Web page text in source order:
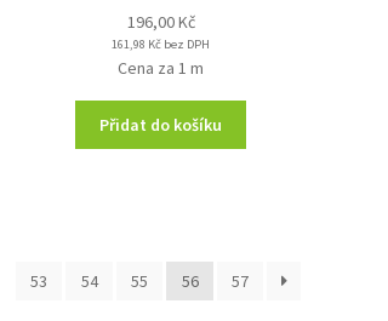
196,00Kč
161,98 Kč bez DPH
Cena za 1 m
Přidat do košíku
53 54 55 56 57